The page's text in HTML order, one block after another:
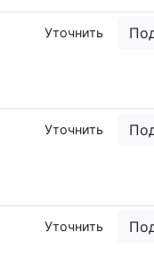
Уточнить
Уточнить
Уточнить